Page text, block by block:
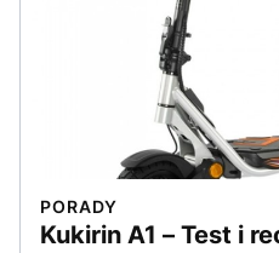
PORADY
Kukirin A1 – Test i